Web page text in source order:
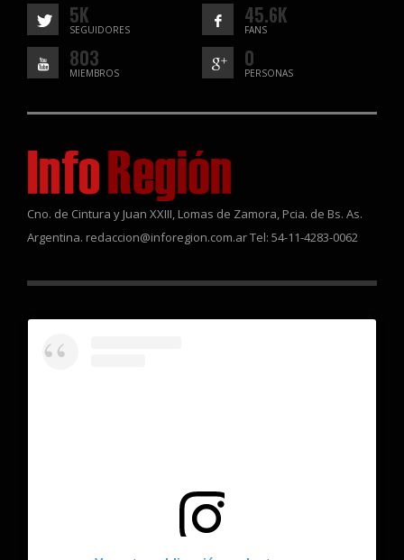
5K
SEGUIDORES
45.6K
FANS
803
MIEMBROS
0
PERSONAS
Cno. de Cintura y Juan XXIII, Lomas de Zamora, Pcia. de Bs. As.
Argentina. redaccion@inforegion.com.ar Tel: 54-11-4283-0062